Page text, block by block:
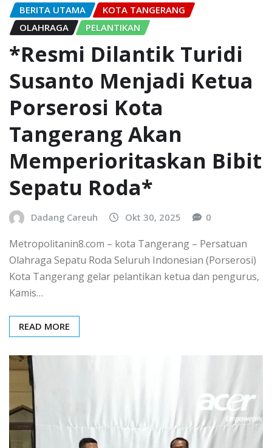
BERITA UTAMA
KOTA TANGERANG
OLAHRAGA
PELANTIKAN
*Resmi Dilantik Turidi
Susanto Menjadi Ketua
Porserosi Kota
Tangerang Akan
Memperioritaskan Bibit
Sepatu Roda*
Dadang Careuh Okt 30, 2025 0
Metropolitanin8.com – kota Tangerang – Persatuan
Olahraga Sepatu Roda Seluruh Indonesian (Porserosi)
Kota Tangerang gelar pelantikan ketua dan pengurus,
Kamis…
READ MORE